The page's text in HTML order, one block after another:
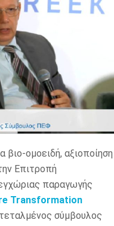
ομοειδή, αξιοποίηση
Επιτροπή
παραγωγής
Transformation
σύμβουλος